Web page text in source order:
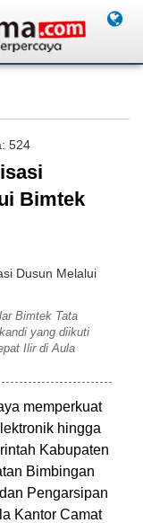
524
Bimtek
Bimtek Tata
yang diikuti
Ilir di Aula
memperkuat
hingga
Kabupaten
Bimbingan
Pengarsipan
Kantor Camat